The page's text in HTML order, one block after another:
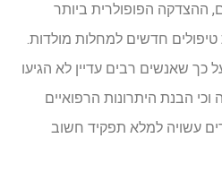
ההצדקה הפופולרית ביותר
חדשים למחלות מולדות.
שאנשים רבים עדיין לא הגיעו
הבנת היתרונות הרפואיים
עשויה למלא תפקיד חשוב